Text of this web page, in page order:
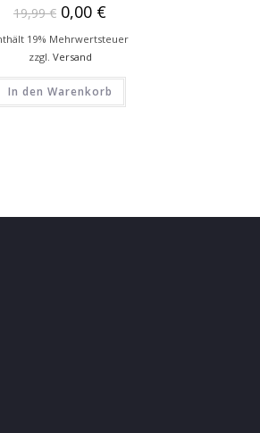
19,99€ 0,00 €
19% Mehrwertsteuer
zzgl. Versand
In den Warenkorb